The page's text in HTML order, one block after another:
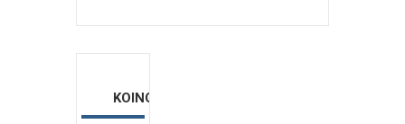
ΚΟΙΝΟΠΟΙΗΣΗ